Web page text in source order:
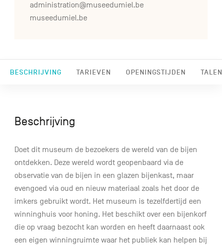
BESCHRIJVING TARIEVEN OPENINGSTIJDEN
administration@museedumiel.be
museedumiel.be
Beschrijving
Doet dit museum de bezoekers de wereld van de bijen
ontdekken. Deze wereld wordt geopenbaard via de
observatie van de bijen in een glazen bijenkast, maar
evengoed via oud en nieuw materiaal zoals het door de
imkers gebruikt wordt. Het museum is tezelfdertijd een
winninghuis voor honing. Het beschikt over een bijenkorf
die op vraag bezocht kan worden en heeft daarnaast ook
een eigen winningruimte waar het publiek kan helpen bij